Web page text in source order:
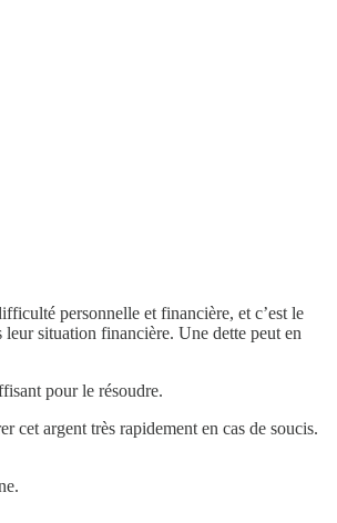
personnelle et financière, et c’est le
situation financière. Une dette peut en
pour le résoudre.
cet argent très rapidement en cas de soucis.